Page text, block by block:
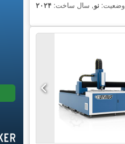
وضعیت: نو, سال ساخت: ۲۰۲۴